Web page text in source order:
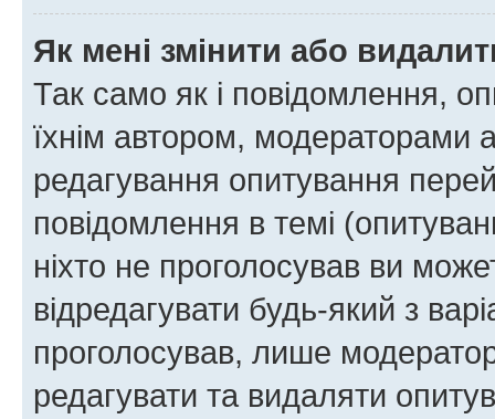
Як мені змінити або
Так само як і повідомлення,
їхнім автором, модераторами
редагування опитування
повідомлення в темі
ніхто не проголосував ви
відредагувати будь-який з
проголосував, лише
редагувати та видаляти